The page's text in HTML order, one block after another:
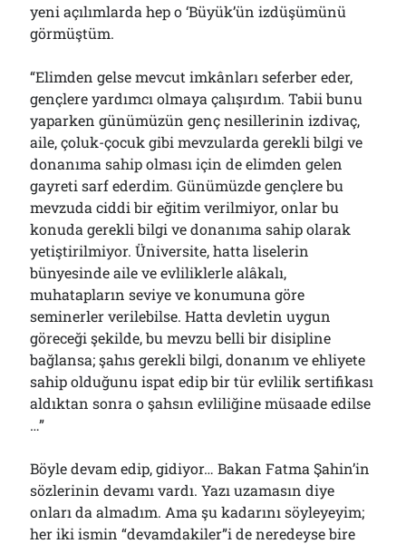
yeni açılımlarda hep o ‘Büyük’ün izdüşümünü
görmüştüm.
“Elimden gelse mevcut imkânları seferber eder,
gençlere yardımcı olmaya çalışırdım. Tabii bunu
yaparken günümüzün genç nesillerinin izdivaç,
aile, çoluk-çocuk gibi mevzularda gerekli bilgi ve
donanıma sahip olması için de elimden gelen
gayreti sarf ederdim. Günümüzde gençlere bu
mevzuda ciddi bir eğitim verilmiyor, onlar bu
konuda gerekli bilgi ve donanıma sahip olarak
yetiştirilmiyor. Üniversite, hatta liselerin
bünyesinde aile ve evliliklerle alâkalı,
muhatapların seviye ve konumuna göre
seminerler verilebilse. Hatta devletin uygun
göreceği şekilde, bu mevzu belli bir disipline
bağlansa; şahıs gerekli bilgi, donanım ve ehliyete
sahip olduğunu ispat edip bir tür evlilik sertifikası
aldıktan sonra o şahsın evliliğine müsaade edilse
…”
Böyle devam edip, gidiyor… Bakan Fatma Şahin’in
sözlerinin devamı vardı. Yazı uzamasın diye
onları da almadım. Ama şu kadarını söyleyeyim;
her iki ismin “devamdakiler”i de neredeyse bire